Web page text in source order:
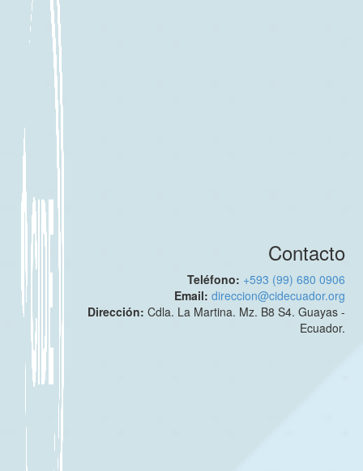
Contacto
Teléfono: +593 (99) 680 0906
Email:direccion@cidecuador.org
Dirección:Cdla. La Martina. Mz. B8 S4. Guayas -
Ecuador.